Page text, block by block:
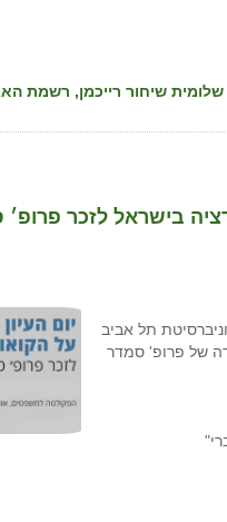
שיחור רייכמן, רשמת
באוניברסיטת תל אביב
לזכרה של פרופ' סמדר